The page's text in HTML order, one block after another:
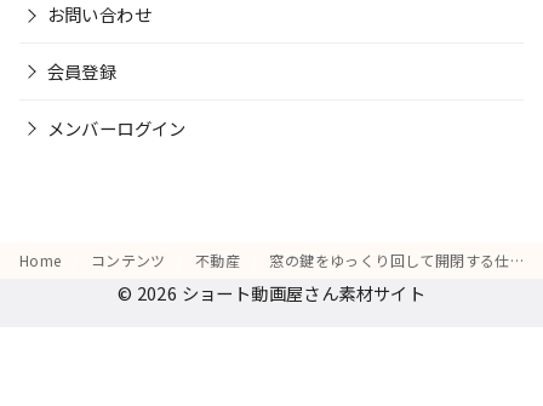
お問い合わせ
会員登録
メンバーログイン
Home コンテンツ 不動産 窓の鍵をゆっくり回して開閉する仕草
© 2026 ショート動画屋さん素材サイト